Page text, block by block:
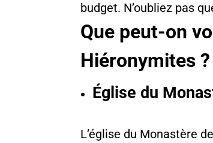
budget. N’oubliez pas
Que peut-on
Hiéronymites ?
Église du
L’église du Monastère